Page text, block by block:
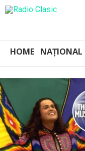
HOME NAȚIONAL